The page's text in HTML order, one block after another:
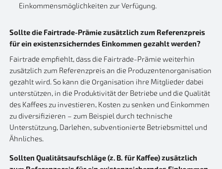
Einkommensmöglichkeiten zur Verfügung.
Sollte die Fairtrade-Prämie zusätzlich zum Referenzpreis
für ein existenzsicherndes Einkommen gezahlt werden?
Fairtrade empfiehlt, dass die Fairtrade-Prämie weiterhin
zusätzlich zum Referenzpreis an die Produzentenorganisation
gezahlt wird. So kann die Organisation ihre Mitglieder dabei
unterstützen, in die Produktivität der Betriebe und die Qualität
des Kaffees zu investieren, Kosten zu senken und Einkommen
zu diversifizieren – zum Beispiel durch technische
Unterstützung, Darlehen, subventionierte Betriebsmittel und
Ähnliches.
Sollten Qualitätsaufschläge (z. B. für Kaffee) zusätzlich